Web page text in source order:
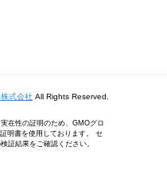
式会社 All Rights Reserved.
在性の証明のため、GMOグロ
明書を使用しております。 セ
証結果をご確認ください。